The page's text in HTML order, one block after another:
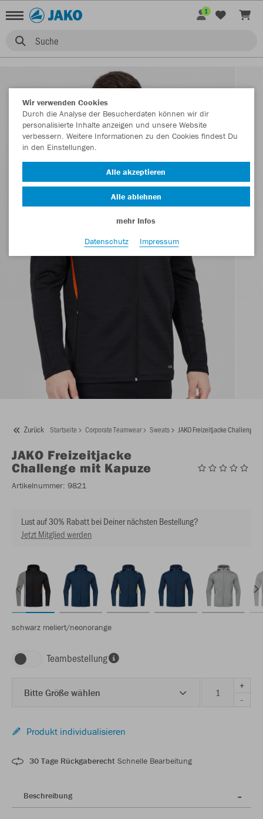
Suche
1
Zurück Startseite Corporate Teamwear Sweats JAKO Freizeitjacke Challenge
JAKO Freizeitjacke
Challenge mit Kapuze
Artikelnummer: 9821
Lust auf 30% Rabatt bei Deiner nächsten Bestellung?
Jetzt Mitglied werden
schwarz meliert/neonorange
Teambestellung
Bitte Größe wählen
+
-
Produkt individualisieren
30 Tage Rückgaberecht Schnelle Bearbeitung
Beschreibung
Wir verwenden Cookies
Durch die Analyse der Besucherdaten können wir dir
personalisierte Inhalte anzeigen und unsere Website
verbessern. Weitere Informationen zu den Cookies findest Du
in den Einstellungen.
Alle akzeptieren
Alle ablehnen
mehr Infos
Datenschutz
Impressum